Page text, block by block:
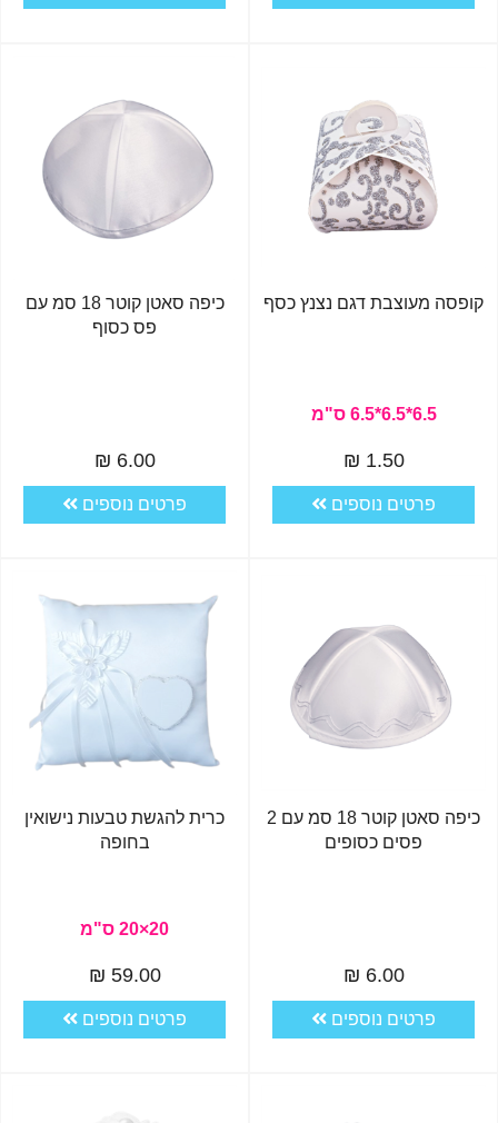
קופסה מעוצבת דגם נצנץ כסף
6.5*6.5*6.5 ס"מ
1.50 ₪
פרטים נוספים
כיפה סאטן קוטר 18 סמ עם
פס כסוף
6.00 ₪
פרטים נוספים
כיפה סאטן קוטר 18 סמ עם 2
פסים כסופים
6.00 ₪
פרטים נוספים
כרית להגשת טבעות נישואין
בחופה
20×20 ס"מ
59.00 ₪
פרטים נוספים